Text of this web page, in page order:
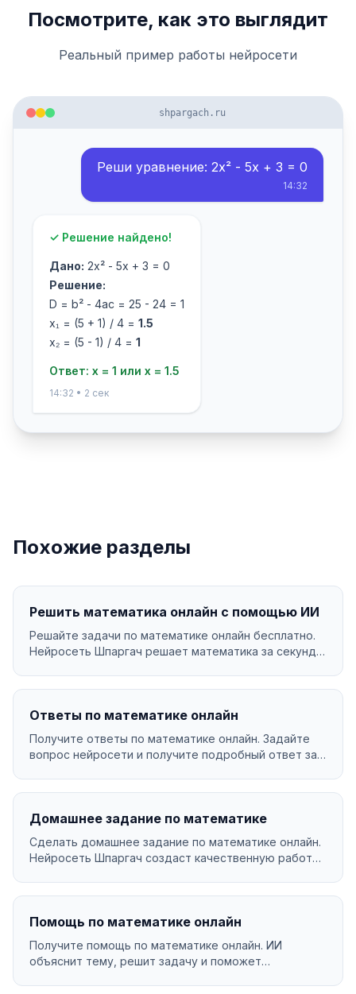
Посмотрите, как это выглядит
Реальный пример работы нейросети
shpargach.ru
Реши уравнение: 2x² - 5x + 3 = 0
14:32
✓ Решение найдено!
Дано: 2x² - 5x + 3 = 0
Решение:
D = b² - 4ac = 25 - 24 = 1
x₁ = (5 + 1) / 4 = 1.5
x₂ = (5 - 1) / 4 = 1
Ответ: x = 1 или x = 1.5
14:32 • 2 сек
Похожие разделы
Решить математика онлайн с помощью ИИ
Решайте задачи по математике онлайн бесплатно.
Нейросеть Шпаргач решает математика за секунды
Ответы по математике онлайн
Получите ответы по математике онлайн. Задайте
вопрос нейросети и получите подробный ответ за
Домашнее задание по математике
Сделать домашнее задание по математике онлайн.
Нейросеть Шпаргач создаст качественную работу
Помощь по математике онлайн
Получите помощь по математике онлайн. ИИ
объяснит тему, решит задачу и поможет